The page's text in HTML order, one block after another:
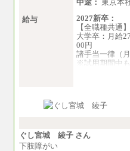
中途：
東京本
給与
2027新卒：
【全職種共通】
大学卒：月給
00円
諸手当一律（
※試用期間中
定します。
などの各種手
ぐし宮城 綾子 さん
下肢障がい